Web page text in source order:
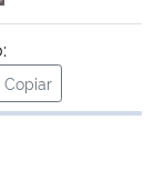
Copiar
para área de